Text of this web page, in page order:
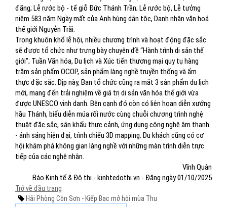
đăng; Lễ rước bộ - tế giỗ Đức Thánh Trần; Lễ rước bộ, Lễ tưởng
niệm 583 năm Ngày mất của Anh hùng dân tộc, Danh nhân văn hoá
thế giới Nguyễn Trãi.
Trong khuôn khổ lễ hội, nhiều chương trình và hoạt động đặc sắc
sẽ được tổ chức như trưng bày chuyên đề “Hành trình di sản thế
giới”; Tuần Văn hóa, Du lịch và Xúc tiến thương mại quy tụ hàng
trăm sản phẩm OCOP, sản phẩm làng nghề truyền thống và ẩm
thực đặc sắc. Dịp này, Ban tổ chức cũng ra mắt 3 sản phẩm du lịch
mới, mang đến trải nghiệm về giá trị di sản văn hóa thế giới vừa
được UNESCO vinh danh. Bên cạnh đó còn có liên hoan diễn xướng
hầu Thánh, biểu diễn múa rối nước cùng chuỗi chương trình nghệ
thuật đặc sắc, sân khấu thực cảnh, ứng dụng công nghệ âm thanh
- ánh sáng hiện đại, trình chiếu 3D mapping. Du khách cũng có cơ
hội khám phá không gian làng nghề với những màn trình diễn trực
tiếp của các nghệ nhân.
Vĩnh Quân
Báo Kinh tế & Đô thị - kinhtedothi.vn - Đăng ngày 01/10/2025
Trở về đầu trang
Hải Phòng Côn Sơn - Kiếp Bạc mở hội mùa Thu